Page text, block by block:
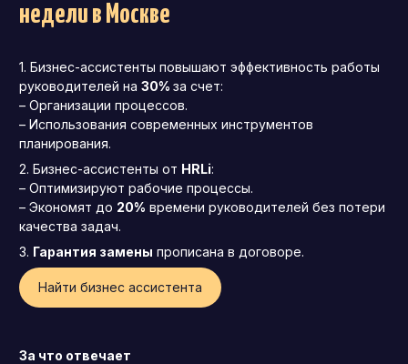
недели в Москве
Бизнес-ассистенты повышают эффективность работы
руководителей на 30% за счет:
– Организации процессов.
– Использования современных инструментов
планирования.
Бизнес-ассистенты от HRLi:
– Оптимизируют рабочие процессы.
– Экономят до 20% времени руководителей без потери
качества задач.
Гарантия замены прописана в договоре.
Найти бизнес ассистента
За что отвечает